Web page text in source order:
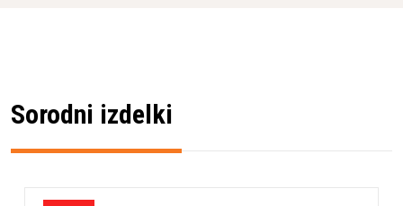
Sorodni izdelki